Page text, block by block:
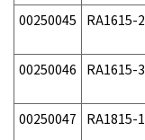
00250045 RA1615-2
00250046 RA1615-3
00250047 RA1815-1